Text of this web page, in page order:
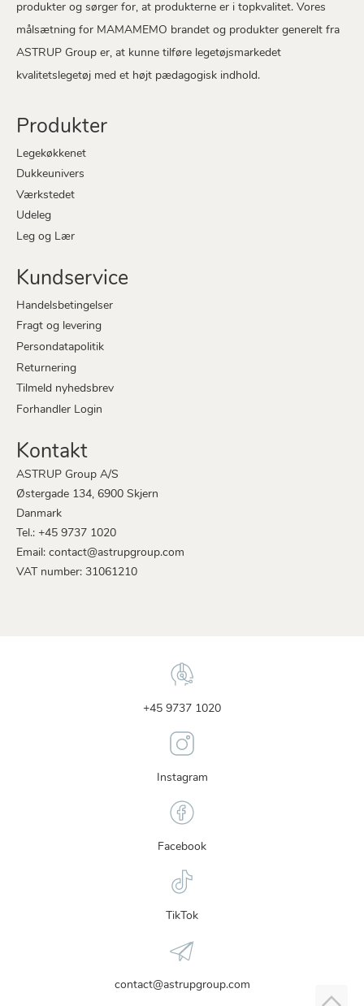
produkter og sørger for, at produkterne er i topkvalitet. Vores
målsætning for MAMAMEMO brandet og produkter generelt fra
ASTRUP Group er, at kunne tilføre legetøjsmarkedet
kvalitetslegetøj med et højt pædagogisk indhold.
Produkter
Legekøkkenet
Dukkeunivers
Værkstedet
Udeleg
Leg og Lær
Kundservice
Handelsbetingelser
Fragt og levering
Persondatapolitik
Returnering
Tilmeld nyhedsbrev
Forhandler Login
Kontakt
ASTRUP Group A/S
Østergade 134, 6900 Skjern
Danmark
Tel.: +45 9737 1020
Email: contact@astrupgroup.com
VAT number: 31061210
+45 9737 1020
Instagram
Facebook
TikTok
contact@astrupgroup.com